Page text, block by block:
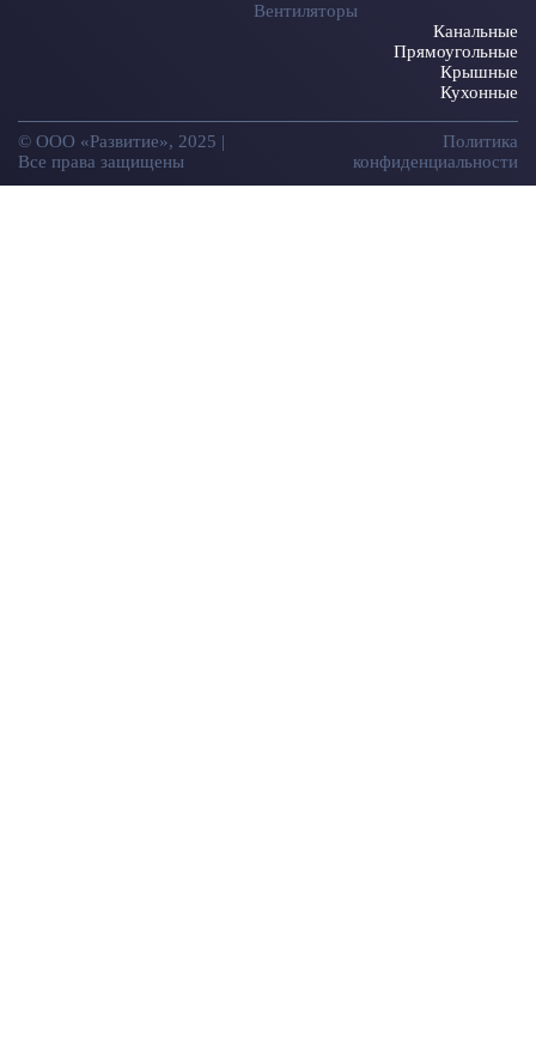
Вентиляторы
Канальные
Прямоугольные
Крышные
Кухонные
© ООО «Развитие», 2025 |
Все права защищены
Политика
конфиденциальности